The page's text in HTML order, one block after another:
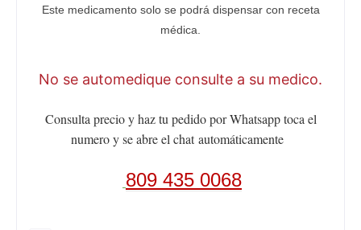
Este medicamento solo se podrá dispensar con receta
médica.
No se automedique consulte a su medico.
Consulta precio y haz tu pedido por Whatsapp toca el
numero y se abre el chatautomáticamente
809 435 0068